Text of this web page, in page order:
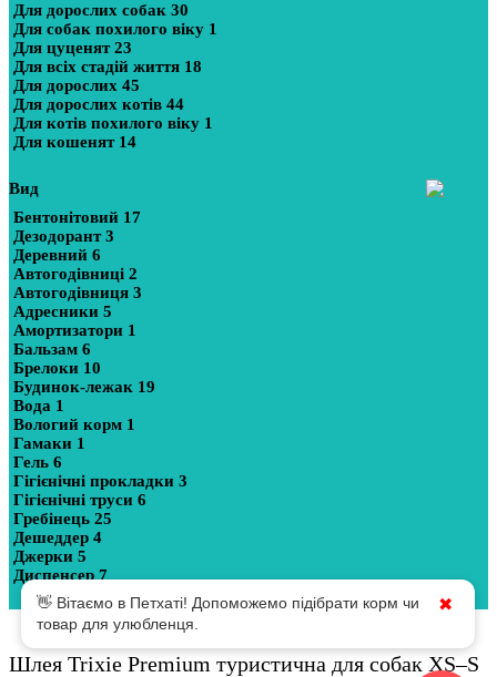
Для дорослих собак 30
Для собак похилого віку 1
Для цуценят23
Для всіх стадій життя 18
Для дорослих 45
Для дорослих котів 44
Для котів похилого віку 1
Для кошенят 14
Вид
Бентонітовий 17
Дезодорант3
Деревний 6
Автогодівниці 2
Автогодівниця 3
Адресники 5
Амортизатори 1
Бальзам 6
Брелоки 10
Будинок-лежак 19
Вода 1
Вологий корм 1
Гамаки 1
Гель 6
Гігієнічні прокладки 3
Гігієнічні труси 6
Гребінець 25
Дешеддер 4
Джерки 5
Диспенсер 7
Показати більше
Шлея Trixie Premium туристична для собак XS–S
👋 Вітаємо в Петхаті! Допоможемо підібрати корм чи
товар для улюбленця.
✖